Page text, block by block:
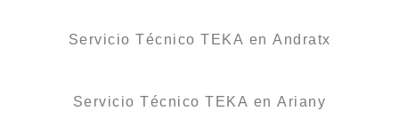
Servicio Técnico TEKA en Andratx
Servicio Técnico TEKA en Ariany